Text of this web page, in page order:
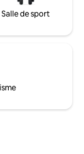
Salle de sport